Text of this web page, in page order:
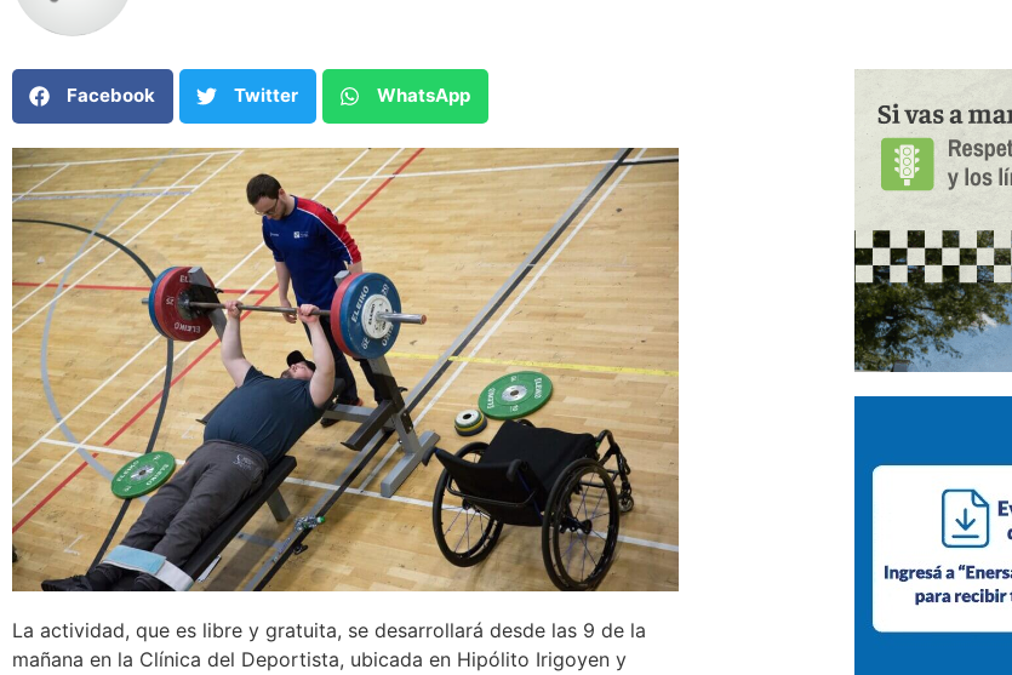
Facebook Twitter WhatsApp
La actividad, que es libre y gratuita, se desarrollará desde las 9 de la
mañana en la Clínica del Deportista, ubicada en Hipólito Irigoyen y